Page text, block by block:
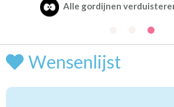
Alle gordijnen
Wensenlijst